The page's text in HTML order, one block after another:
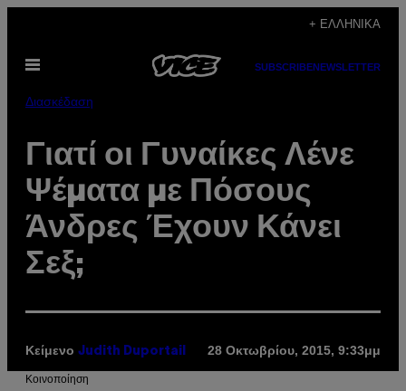
περιεχόμενο
+ ΕΛΛΗΝΙΚΆ
Ανοίξτε
SUBSCRIBENEWSLETTER
Διασκέδαση
Γιατί οι Γυναίκες Λένε
Ψέματα με Πόσους
Άνδρες Έχουν Κάνει
Σεξ;
Κείμενο Judith Duportail 28 Οκτωβρίου, 2015, 9:33μμ
Kοινοποίηση